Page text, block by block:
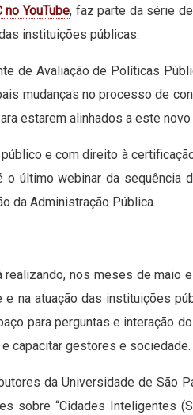
no YouTube, faz parte da série
instituições públicas.
de Avaliação de Políticas
mudanças no processo de
estarem alinhados a este novo
e com direito à
o último webinar da sequência
da Administração Pública.
realizando, nos meses de maio
na atuação das instituições
para perguntas e interação
capacitar gestores e sociedade.
da Universidade de São
sobre “Cidades Inteligentes